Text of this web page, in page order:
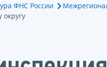
ФНС России